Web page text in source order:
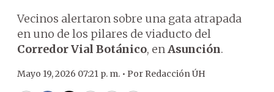
Vecinos alertaron sobre una gata atrapada
en uno de los pilares de viaducto del
Corredor Vial Botánico, enAsunción.
Mayo 19, 2026 07:21 p. m. • Por Redacción ÚH